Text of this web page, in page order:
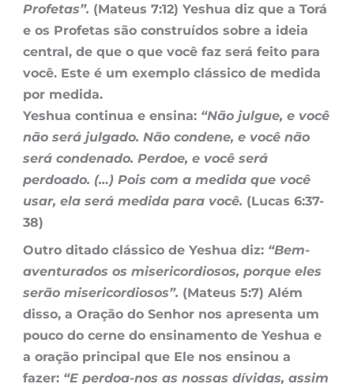
Profetas”. (Mateus 7:12) Yeshua diz que a Torá
e os Profetas são construídos sobre a ideia
central, de que o que você faz será feito para
você. Este é um exemplo clássico de medida
por medida.
Yeshua continua e ensina: “Não julgue, e você
não será julgado. Não condene, e você não
será condenado. Perdoe, e você será
perdoado. (…) Pois com a medida que você
usar, ela será medida para você. (Lucas 6:37-
38)
Outro ditado clássico de Yeshua diz: “Bem-
aventurados os misericordiosos, porque eles
serão misericordiosos”. (Mateus 5:7) Além
disso, a Oração do Senhor nos apresenta um
pouco do cerne do ensinamento de Yeshua e
a oração principal que Ele nos ensinou a
fazer:“E perdoa-nos as nossas dívidas, assim